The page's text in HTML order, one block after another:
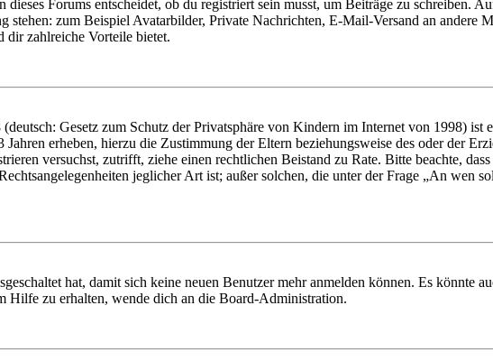
Forums entscheidet, ob du registriert sein musst, um Beiträge zu schreiben.
zum Beispiel Avatarbilder, Private Nachrichten, E-Mail-Versand an andere
dir zahlreiche Vorteile bietet.
Gesetz zum Schutz der Privatsphäre von Kindern im Internet von 1998) ist
erheben, hierzu die Zustimmung der Eltern beziehungsweise des oder der
versuchst, zutrifft, ziehe einen rechtlichen Beistand zu Rate. Bitte beachte,
jeglicher Art ist; außer solchen, die unter der Frage „An wen
hat, damit sich keine neuen Benutzer mehr anmelden können. Es könnte
Hilfe zu erhalten, wende dich an die Board-Administration.